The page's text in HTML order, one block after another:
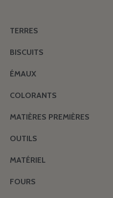
TERRES
BISCUITS
ÉMAUX
COLORANTS
MATIÈRES PREMIÈRES
OUTILS
MATÉRIEL
FOURS